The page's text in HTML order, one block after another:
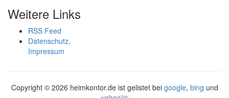
Weitere Links
RSS Feed
Datenschutz,
Impressum
Copyright © 2026 heimkontor.de ist gelistet bei google, bing und